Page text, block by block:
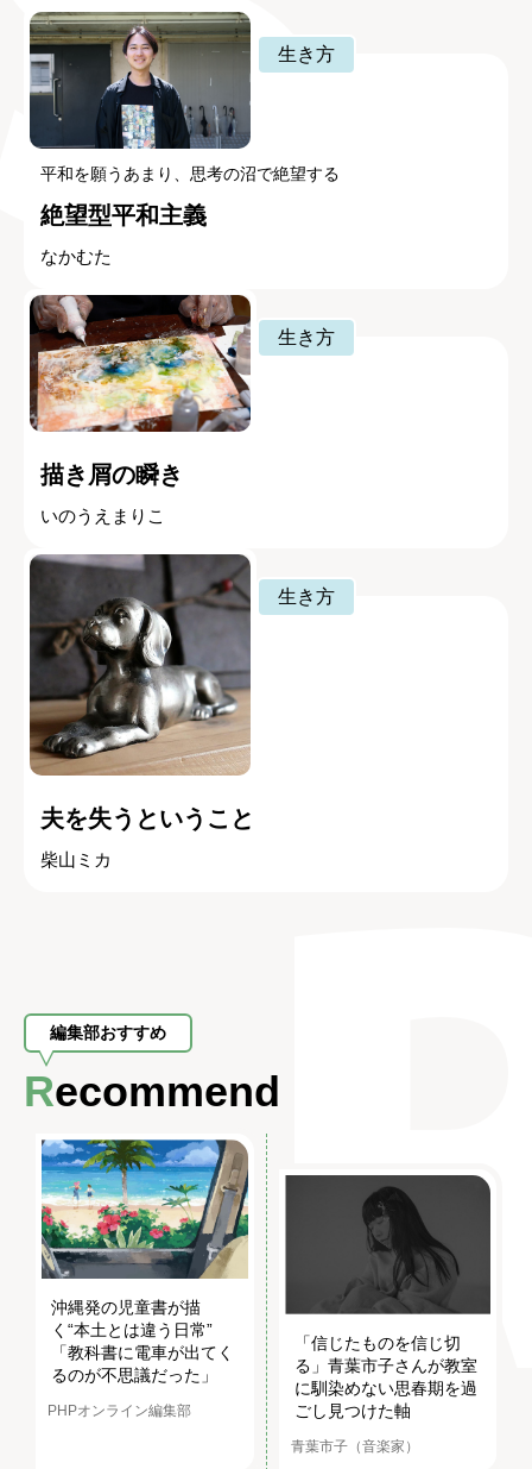
生き方
平和を願うあまり、思考の沼で絶望する
絶望型平和主義
なかむた
生き方
描き屑の瞬き
いのうえまりこ
生き方
夫を失うということ
柴山ミカ
編集部おすすめ
Recommend
沖縄発の児童書が描
く“本土とは違う日常”
「教科書に電車が出てく
るのが不思議だった」
PHPオンライン編集部
「信じたものを信じ切
る」青葉市子さんが教室
に馴染めない思春期を過
ごし見つけた軸
青葉市子（音楽家）